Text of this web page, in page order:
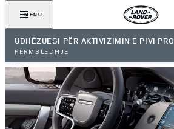
MENU
UDHËZUESI PËR AKTIVIZIMIN E PIVI PRO
PËRMBLEDHJE